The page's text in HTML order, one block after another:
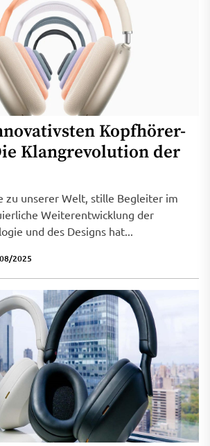
Kopfhörer-
Klangrevolution der
zu unserer Welt, stille Begleiter im
Weiterentwicklung der
und des Designs hat...
2025